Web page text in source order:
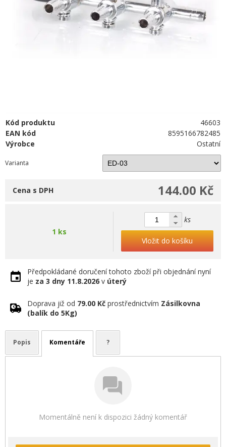
Kód produktu
46603
EAN kód
8595166782485
Výrobce
Ostatní
Varianta
144.00 Kč
Cena s DPH
1 ks
ks
Vložit do košíku
Předpokládané doručení tohoto zboží při objednání nyní
je za 3 dny 11.8.2026 v úterý
Doprava již od 79.00 Kč prostřednictvím Zásilkovna
(balík do 5Kg)
Popis Komentáře ?
Momentálně není k dispozici žádný komentář